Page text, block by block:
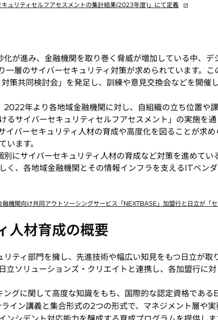
し
開
く
ュリティセルフアセスメントの集計結果(2023年度)」にて定義新
で
開
く
が進み、金融機関を取り巻く脅威が増加している中、
一層のサイバーセキュリティ対策が求められています。
策共同検討会」を発足し、訓練や意見交換会などを開催
年より各地域金融機関に対し、自組織の立ち位置や
るサイバーセキュリティセルフアセスメント」の実施を
イバーセキュリティ人材の育成や高度化を図ることが求
います。
にサイバーセキュリティ人材の育成など対策を進めてい
く、各地域金融機関とその情報インフラを支えるITベン
機関向け共同アウトソーシングサービス「NEXTBASE」加盟行と日立が「セ
人材育成の概要
ティ部門を擁し、先進技術や幅広い知見をもつ日立が取
立ソリューションズ・クリエイトと連携し、各加盟行に
グに関して高度な知識をもち、国際的な認定資格であ
イン講義と集合形式の2つの形式で、マネジメント層や